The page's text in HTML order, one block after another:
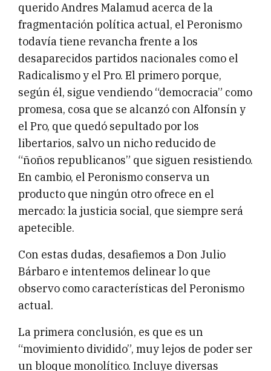
querido Andres Malamud acerca de la
fragmentación política actual, el Peronismo
todavía tiene revancha frente a los
desaparecidos partidos nacionales como el
Radicalismo y el Pro. El primero porque,
según él, sigue vendiendo “democracia” como
promesa, cosa que se alcanzó con Alfonsín y
el Pro, que quedó sepultado por los
libertarios, salvo un nicho reducido de
“ñoños republicanos” que siguen resistiendo.
En cambio, el Peronismo conserva un
producto que ningún otro ofrece en el
mercado: la justicia social, que siempre será
apetecible.
Con estas dudas, desafiemos a Don Julio
Bárbaro e intentemos delinear lo que
observo como características del Peronismo
actual.
La primera conclusión, es que es un
“movimiento dividido”, muy lejos de poder ser
un bloque monolítico. Incluye diversas